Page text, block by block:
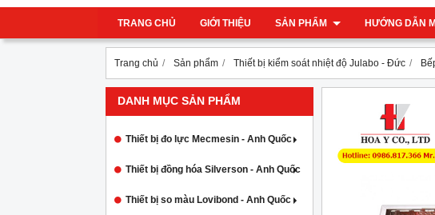
TRANG CHỦ GIỚI THIỆU SẢN PHẨM HƯỚNG DẪN
Trang chủ Sản phẩm Thiết bị kiểm soát nhiệt độ Julabo - Đức
DANH MỤC SẢN PHẨM
Thiết bị đo lực Mecmesin - Anh Quốc
Thiết bị đồng hóa Silverson - Anh Quốc
Thiết bị so màu Lovibond - Anh Quốc